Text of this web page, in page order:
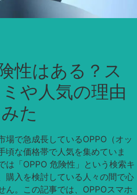
性はある？ス
や人気の理由
た
場で急成長しているOPPO（オッ
頃な価格帯で人気を集めていま
は「OPPO 危険性」という検索キ
購入を検討している人々の間で心
ん。この記事では、OPPOスマホ